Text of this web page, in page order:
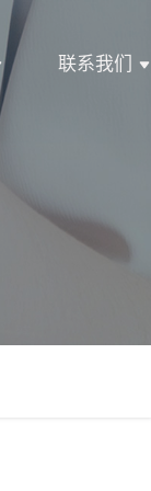
联系我们